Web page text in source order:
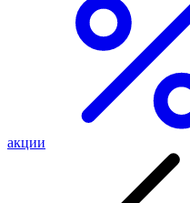
акции